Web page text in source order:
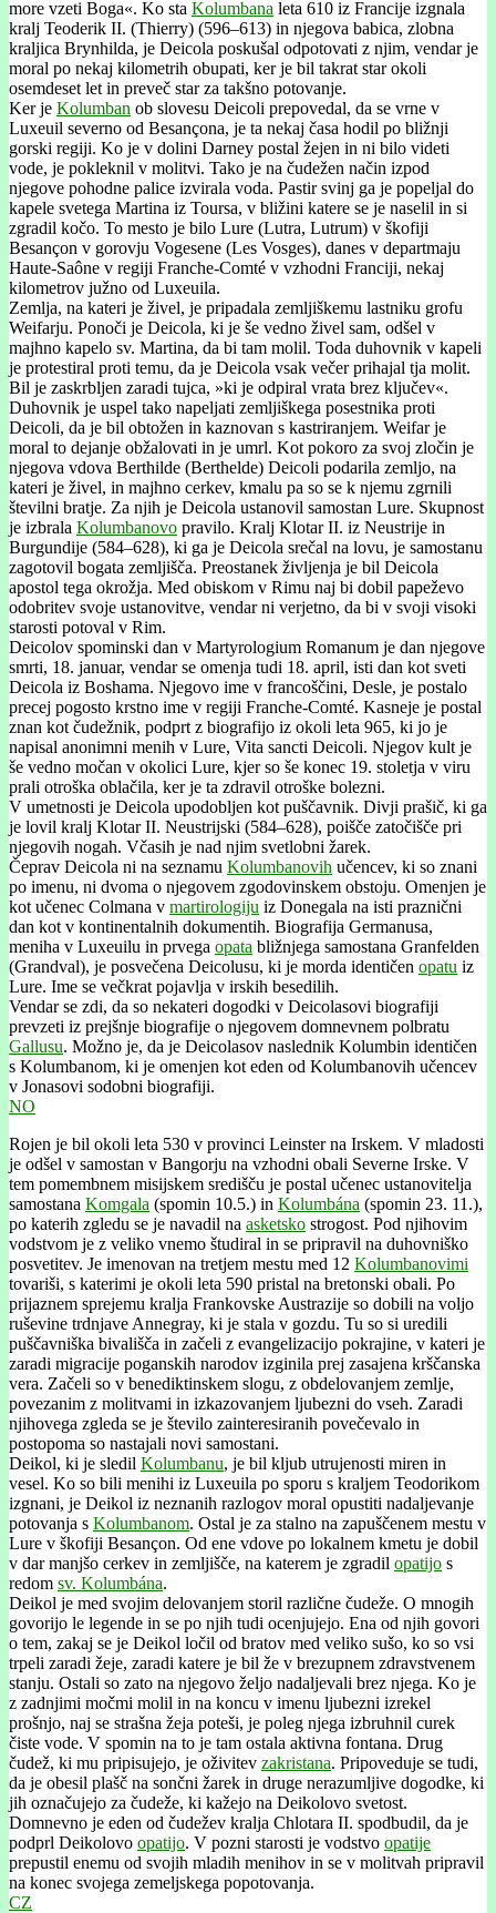
more vzeti Boga«. Ko sta Kolumbana leta 610 iz Francije izgnala
kralj Teoderik II. (Thierry) (596–613) in njegova babica, zlobna
kraljica Brynhilda, je Deicola poskušal odpotovati z njim, vendar je
moral po nekaj kilometrih obupati, ker je bil takrat star okoli
osemdeset let in preveč star za takšno potovanje.
Ker je Kolumban ob slovesu Deicoli prepovedal, da se vrne v
Luxeuil severno od Besançona, je ta nekaj časa hodil po bližnji
gorski regiji. Ko je v dolini Darney postal žejen in ni bilo videti
vode, je pokleknil v molitvi. Tako je na čudežen način izpod
njegove pohodne palice izvirala voda. Pastir svinj ga je popeljal do
kapele svetega Martina iz Toursa, v bližini katere se je naselil in si
zgradil kočo. To mesto je bilo Lure (Lutra, Lutrum) v škofiji
Besançon v gorovju Vogesene (Les Vosges), danes v departmaju
Haute-Saône v regiji Franche-Comté v vzhodni Franciji, nekaj
kilometrov južno od Luxeuila.
Zemlja, na kateri je živel, je pripadala zemljiškemu lastniku grofu
Weifarju. Ponoči je Deicola, ki je še vedno živel sam, odšel v
majhno kapelo sv. Martina, da bi tam molil. Toda duhovnik v kapeli
je protestiral proti temu, da je Deicola vsak večer prihajal tja molit.
Bil je zaskrbljen zaradi tujca, »ki je odpiral vrata brez ključev«.
Duhovnik je uspel tako napeljati zemljiškega posestnika proti
Deicoli, da je bil obtožen in kaznovan s kastriranjem. Weifar je
moral to dejanje obžalovati in je umrl. Kot pokoro za svoj zločin je
njegova vdova Berthilde (Berthelde) Deicoli podarila zemljo, na
kateri je živel, in majhno cerkev, kmalu pa so se k njemu zgrnili
številni bratje. Za njih je Deicola ustanovil samostan Lure. Skupnost
je izbrala Kolumbanovo pravilo. Kralj Klotar II. iz Neustrije in
Burgundije (584–628), ki ga je Deicola srečal na lovu, je samostanu
zagotovil bogata zemljišča. Preostanek življenja je bil Deicola
apostol tega okrožja. Med obiskom v Rimu naj bi dobil papeževo
odobritev svoje ustanovitve, vendar ni verjetno, da bi v svoji visoki
starosti potoval v Rim.
Deicolov spominski dan v Martyrologium Romanum je dan njegove
smrti, 18. januar, vendar se omenja tudi 18. april, isti dan kot sveti
Deicola iz Boshama. Njegovo ime v francoščini, Desle, je postalo
precej pogosto krstno ime v regiji Franche-Comté. Kasneje je postal
znan kot čudežnik, podprt z biografijo iz okoli leta 965, ki jo je
napisal anonimni menih v Lure, Vita sancti Deicoli. Njegov kult je
še vedno močan v okolici Lure, kjer so še konec 19. stoletja v viru
prali otroška oblačila, ker je ta zdravil otroške bolezni.
V umetnosti je Deicola upodobljen kot puščavnik. Divji prašič, ki ga
je lovil kralj Klotar II. Neustrijski (584–628), poišče zatočišče pri
njegovih nogah. Včasih je nad njim svetlobni žarek.
Čeprav Deicola ni na seznamu Kolumbanovih učencev, ki so znani
po imenu, ni dvoma o njegovem zgodovinskem obstoju. Omenjen je
kot učenec Colmana v martirologiju iz Donegala na isti praznični
dan kot v kontinentalnih dokumentih. Biografija Germanusa,
meniha v Luxeuilu in prvega opata bližnjega samostana Granfelden
(Grandval), je posvečena Deicolusu, ki je morda identičen opatu iz
Lure. Ime se večkrat pojavlja v irskih besedilih.
Vendar se zdi, da so nekateri dogodki v Deicolasovi biografiji
prevzeti iz prejšnje biografije o njegovem domnevnem polbratu
Gallusu. Možno je, da je Deicolasov naslednik Kolumbin identičen
s Kolumbanom, ki je omenjen kot eden od Kolumbanovih učencev
v Jonasovi sodobni biografiji.
NO
Rojen je bil okoli leta 530 v provinci Leinster na Irskem. V mladosti
je odšel v samostan v Bangorju na vzhodni obali Severne Irske. V
tem pomembnem misijskem središču je postal učenec ustanovitelja
samostana Komgala (spomin 10.5.) in Kolumbána (spomin 23. 11.),
po katerih zgledu se je navadil na asketsko strogost. Pod njihovim
vodstvom je z veliko vnemo študiral in se pripravil na duhovniško
posvetitev. Je imenovan na tretjem mestu med 12 Kolumbanovimi
tovariši, s katerimi je okoli leta 590 pristal na bretonski obali. Po
prijaznem sprejemu kralja Frankovske Austrazije so dobili na voljo
ruševine trdnjave Annegray, ki je stala v gozdu. Tu so si uredili
puščavniška bivališča in začeli z evangelizacijo pokrajine, v kateri je
zaradi migracije poganskih narodov izginila prej zasajena krščanska
vera. Začeli so v benediktinskem slogu, z obdelovanjem zemlje,
povezanim z molitvami in izkazovanjem ljubezni do vseh. Zaradi
njihovega zgleda se je število zainteresiranih povečevalo in
postopoma so nastajali novi samostani.
Deikol, ki je sledil Kolumbanu, je bil kljub utrujenosti miren in
vesel. Ko so bili menihi iz Luxeuila po sporu s kraljem Teodorikom
izgnani, je Deikol iz neznanih razlogov moral opustiti nadaljevanje
potovanja s Kolumbanom. Ostal je za stalno na zapuščenem mestu v
Lure v škofiji Besançon. Od ene vdove po lokalnem kmetu je dobil
v dar manjšo cerkev in zemljišče, na katerem je zgradil opatijo s
redom sv. Kolumbána.
Deikol je med svojim delovanjem storil različne čudeže. O mnogih
govorijo le legende in se po njih tudi ocenjujejo. Ena od njih govori
o tem, zakaj se je Deikol ločil od bratov med veliko sušo, ko so vsi
trpeli zaradi žeje, zaradi katere je bil že v brezupnem zdravstvenem
stanju. Ostali so zato na njegovo željo nadaljevali brez njega. Ko je
z zadnjimi močmi molil in na koncu v imenu ljubezni izrekel
prošnjo, naj se strašna žeja poteši, je poleg njega izbruhnil curek
čiste vode. V spomin na to je tam ostala aktivna fontana. Drug
čudež, ki mu pripisujejo, je oživitev zakristana. Pripoveduje se tudi,
da je obesil plašč na sončni žarek in druge nerazumljive dogodke, ki
jih označujejo za čudeže, ki kažejo na Deikolovo svetost.
Domnevno je eden od čudežev kralja Chlotara II. spodbudil, da je
podprl Deikolovo opatijo. V pozni starosti je vodstvo opatije
prepustil enemu od svojih mladih menihov in se v molitvah pripravil
na konec svojega zemeljskega popotovanja.
CZ